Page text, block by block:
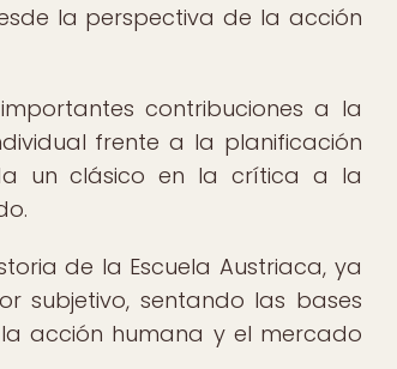
la perspectiva de la acción
contribuciones a la
frente a la planificación
un clásico en la crítica a la
de la Escuela Austriaca, ya
subjetivo, sentando las bases
acción humana y el mercado